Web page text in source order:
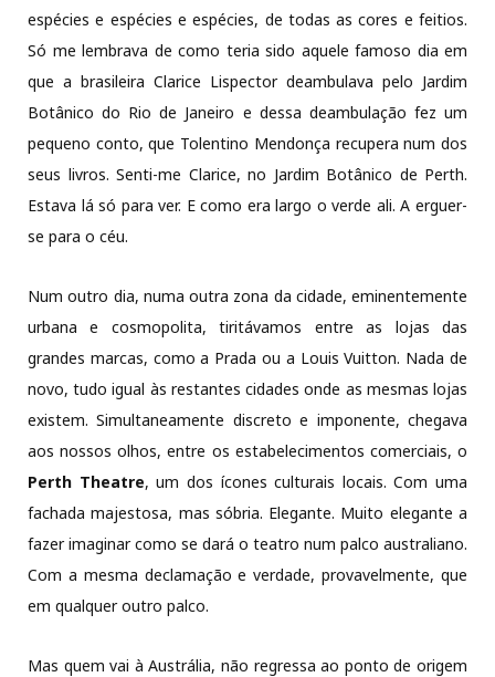
espécies e espécies e espécies, de todas as cores e feitios.
Só me lembrava de como teria sido aquele famoso dia em
que a brasileira Clarice Lispector deambulava pelo Jardim
Botânico do Rio de Janeiro e dessa deambulação fez um
pequeno conto, que Tolentino Mendonça recupera num dos
seus livros. Senti-me Clarice, no Jardim Botânico de Perth.
Estava lá só para ver. E como era largo o verde ali. A erguer-
se para o céu.
Num outro dia, numa outra zona da cidade, eminentemente
urbana e cosmopolita, tiritávamos entre as lojas das
grandes marcas, como a Prada ou a Louis Vuitton. Nada de
novo, tudo igual às restantes cidades onde as mesmas lojas
existem. Simultaneamente discreto e imponente, chegava
aos nossos olhos, entre os estabelecimentos comerciais, o
Perth Theatre, um dos ícones culturais locais. Com uma
fachada majestosa, mas sóbria. Elegante. Muito elegante a
fazer imaginar como se dará o teatro num palco australiano.
Com a mesma declamação e verdade, provavelmente, que
em qualquer outro palco.
Mas quem vai à Austrália, não regressa ao ponto de origem